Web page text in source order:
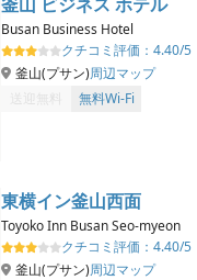
Busan Business Hotel
クチコミ評価： 4.40/5
釜山(プサン)周辺マップ
送迎無料
無料Wi-Fi
東横イン釜山西面
Toyoko Inn Busan Seo-myeon
クチコミ評価： 4.40/5
釜山(プサン)周辺マップ